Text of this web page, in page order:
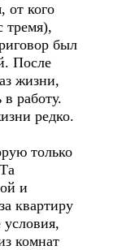
от кого
тремя),
был
После
жизни,
работу.
редко.
только
и
квартиру
условия,
комнат